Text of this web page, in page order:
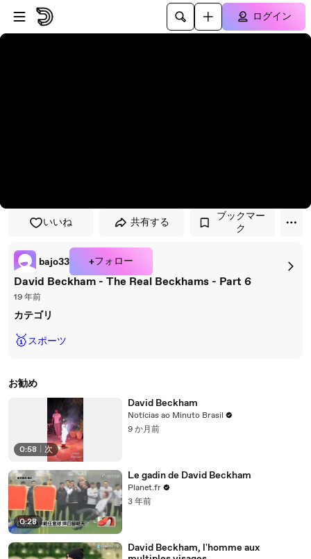
プレイヤーにスキップ
メインコンテンツにスキップ
ログイン
いいね 共有する
ブックマー
ク
bajo33 +フォロー
David Beckham - The Real Beckhams - Part 6
19 年前
カテゴリ
🥇スポーツ
お勧め
0:58 次
David Beckham
Notícias ao Minuto Brasil
9 か月前
0:28
Le gadin de David Beckham
Planet.fr
3 年前
David Beckham, l'homme aux